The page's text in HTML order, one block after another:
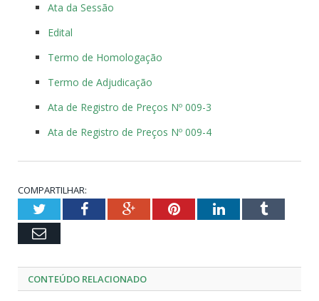
Ata da Sessão
Edital
Termo de Homologação
Termo de Adjudicação
Ata de Registro de Preços Nº 009-3
Ata de Registro de Preços Nº 009-4
COMPARTILHAR:
TwitterFacebookGoogle+PinterestLinkedInTumblr
Email
CONTEÚDO RELACIONADO